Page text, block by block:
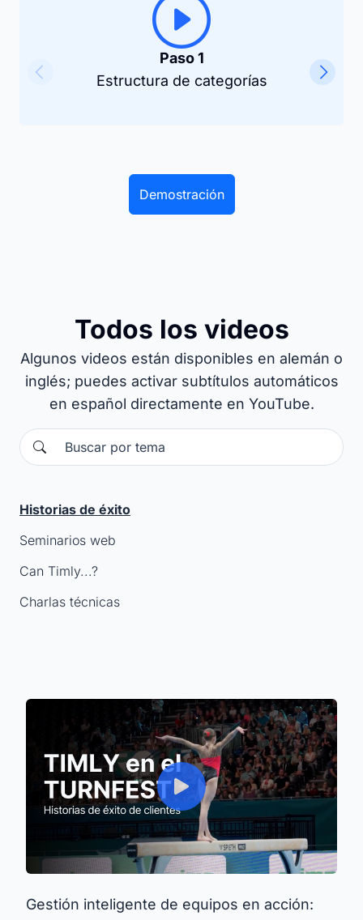
Paso 1
Estructura de categorías
Demostración
Todos los videos
Algunos videos están disponibles en alemán o
inglés; puedes activar subtítulos automáticos
en español directamente en YouTube.
Historias de éxito
Seminarios web
Can Timly...?
Charlas técnicas
Gestión inteligente de equipos en acción: